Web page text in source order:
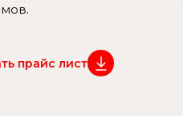
прайс лист